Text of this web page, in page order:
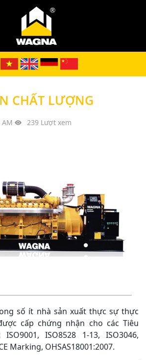
CHẤT LƯỢNG
239 Lượt xem
số ít nhà sản xuất thực sự thực
cấp chứng nhận cho các Tiêu
ISO8528 1-13, ISO3046,
Marking, OHSAS18001:2007.